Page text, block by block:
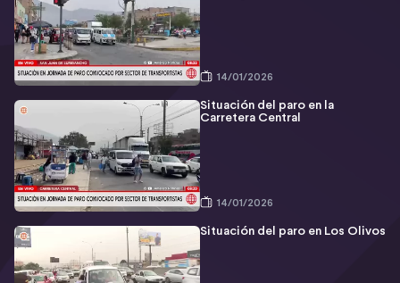
14/01/2026
Situación del paro en la
Carretera Central
14/01/2026
Situación del paro en Los Olivos